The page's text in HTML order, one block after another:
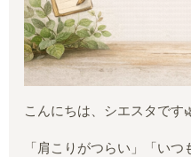
こんにちは、シエスタです
「肩こりがつらい」「いつ